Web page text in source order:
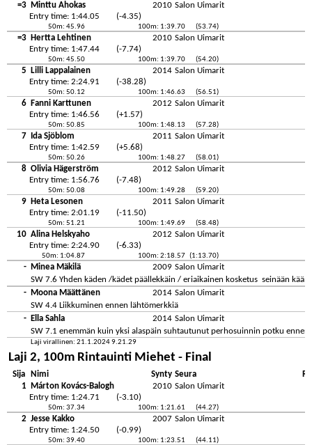
=3 Minttu Ahokas 2010 Salon Uimarit
Entry time: 1:44.05
(-4.35)
50m: 45.96 100m: 1:39.70 (53.74)
=3 Hertta Lehtinen 2010 Salon Uimarit
Entry time: 1:47.44
(-7.74)
50m: 45.50 100m: 1:39.70 (54.20)
5 Lilli Lappalainen 2014 Salon Uimarit
Entry time: 2:24.91
(-38.28)
50m: 50.12 100m: 1:46.63 (56.51)
6 Fanni Karttunen 2012 Salon Uimarit
Entry time: 1:46.56
(+1.57)
50m: 50.85 100m: 1:48.13 (57.28)
7 Ida Sjöblom 2011 Salon Uimarit
Entry time: 1:42.59
(+5.68)
50m: 50.26 100m: 1:48.27 (58.01)
8 Olivia Hägerström 2012 Salon Uimarit
Entry time: 1:56.76
(-7.48)
50m: 50.08 100m: 1:49.28 (59.20)
9 Heta Lesonen 2011 Salon Uimarit
Entry time: 2:01.19
(-11.50)
50m: 51.21 100m: 1:49.69 (58.48)
10 Alina Helskyaho 2012 Salon Uimarit
Entry time: 2:24.90
(-6.33)
50m: 1:04.87 100m: 2:18.57 (1:13.70)
- Minea Mäkilä 2009 Salon Uimarit
SW 7.6 Yhden käden /kädet päällekkäin / eriaikainen kosketus seinään
-
Moona Määttänen 2014 Salon Uimarit
SW 4.4 Liikkuminen ennen lähtömerkkiä
-
Ella Sahla 2014 Salon Uimarit
SW 7.1 enemmän kuin yksi alaspäin suhtautunut perhosuinnin potku
Laji virallinen: 21.1.2024 9.21.29
Laji 2, 100m Rintauinti Miehet - Final
Sija Nimi Synty Seura
1
Márton Kovács-Balogh 2010 Salon Uimarit
Entry time: 1:24.71
(-3.10)
50m: 37.34 100m: 1:21.61 (44.27)
2 Jesse Kakko 2007 Salon Uimarit
Entry time: 1:24.50
(-0.99)
50m: 39.40 100m: 1:23.51 (44.11)